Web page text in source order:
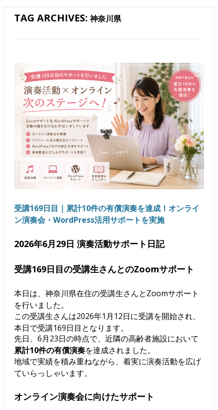
TAG ARCHIVES:神奈川県
受講169日目｜累計10件の有償演奏を達成！オンライ
ン演奏会・WordPress活用サポートを実施
2026年6月29日 演奏活動サポート日記
受講169日目の受講生さんとのZoomサポート
本日は、神奈川県在住の受講生さんとZoomサポート
を行いました。
この受講生さんは2026年1月12日に受講を開始され、
本日で受講169日目となります。
先日、6月23日の時点で、近隣の高齢者施設において
累計10件の有償演奏を達成されました。
地域で実績を積み重ねながら、着実に演奏活動を広げ
ていらっしゃいます。
オンライン演奏会に向けたサポート